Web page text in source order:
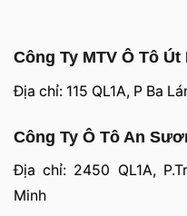
Công Ty MTV Ô Tô
Địa chỉ: 115 QL1A, P Ba
Công Ty Ô Tô An
Địa chỉ: 2450 QL1A,
Minh